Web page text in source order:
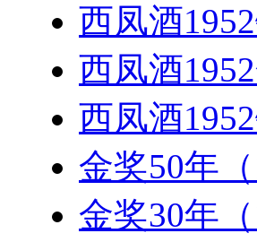
西凤酒
西凤酒
西凤酒
金奖50年（
金奖30年（